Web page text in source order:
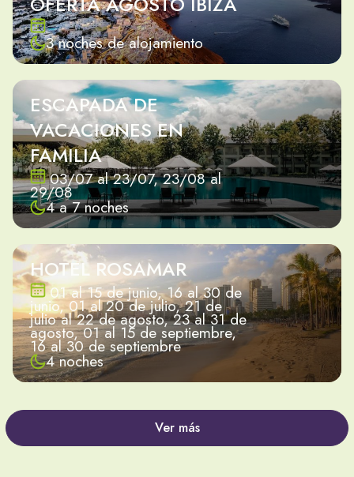
3 noches de alojamiento
ESCAPADA DE
VACACIONES EN
FAMILIA
03/07 al 23/07, 23/08 al
29/08
4 a 7 noches
HOTEL ROSAMAR
01 al 15 de junio, 16 al 30 de
junio, 01 al 20 de julio, 21 de
julio al 22 de agosto, 23 al 31 de
agosto, 01 al 15 de septiembre,
16 al 30 de septiembre
4 noches
Ver más